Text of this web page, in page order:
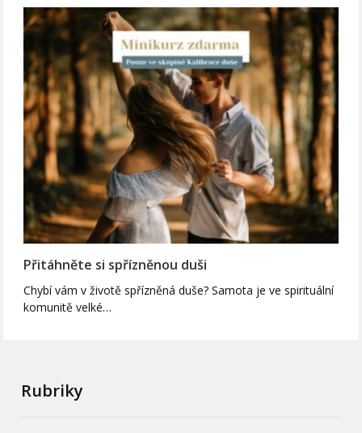
Přitáhněte si spřízněnou duši
Chybí vám v životě spřízněná duše? Samota je ve spirituální
komunitě velké…
Rubriky